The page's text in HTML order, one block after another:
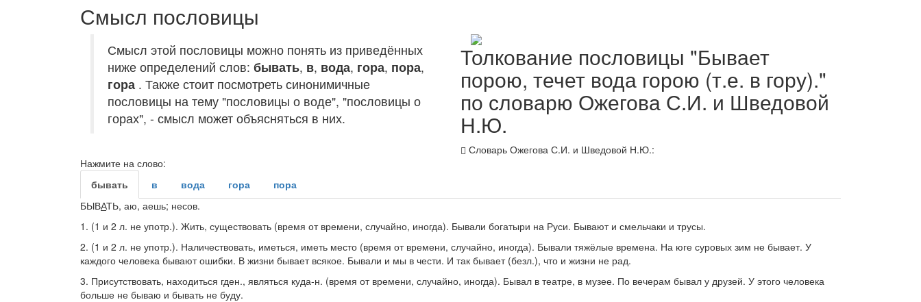
Смысл пословицы
Смысл этой пословицы можно понять из приведённых
ниже определений слов: бывать, в, вода, гора, пора,
гора . Также стоит посмотреть синонимичные
пословицы на тему "пословицы о воде", "пословицы о
горах", - смысл может объясняться в них.
Толкование пословицы "Бывает
порою, течет вода горою (т.е. в гору)."
по словарю Ожегова С.И. и Шведовой
Н.Ю.
Словарь Ожегова С.И. и Шведовой Н.Ю.:
Нажмите на слово:
бывать
в вода гора
пора
БЫВАТЬ, аю, аешь; несов.
1. (1 и 2 л. не употр.). Жить, существовать (время от времени, случайно, иногда). Бывали богатыри на Руси. Бывают и смельчаки и трусы.
2. (1 и 2 л. не употр.). Наличествовать, иметься, иметь место (время от времени, случайно, иногда). Бывали тяжёлые времена. На юге суровых зим не бывает. У
каждого человека бывают ошибки. В жизни бывает всякое. Бывали и мы в чести. И так бывает(безл.), что и жизни не рад.
3. Присутствовать, находиться гден., являться куда-н. (время от времени, случайно, иногда). Бывал в театре, в музее. По вечерам бывал у друзей. У этого человека
больше не бываю и бывать не буду.